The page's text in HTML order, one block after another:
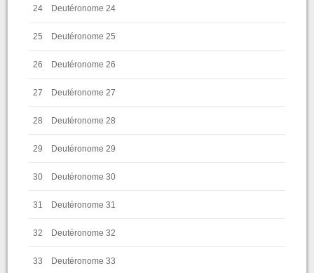
24 Deutéronome 24
25 Deutéronome 25
26 Deutéronome 26
27 Deutéronome 27
28 Deutéronome 28
29 Deutéronome 29
30 Deutéronome 30
31 Deutéronome 31
32 Deutéronome 32
33 Deutéronome 33